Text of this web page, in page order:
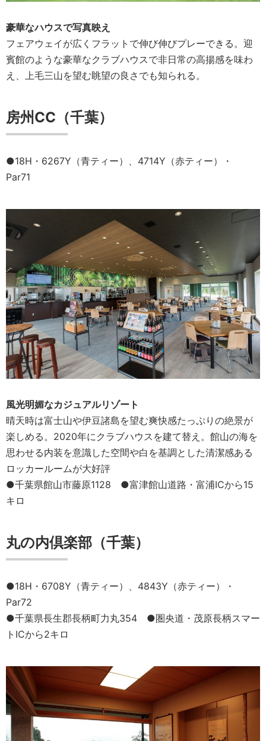
豪華なハウスで写真映え
フェアウェイが広くフラットで伸び伸びプレーできる。迎
賓館のような豪華なクラブハウスで非日常の高揚感を味わ
え、上毛三山を望む眺望の良さでも知られる。
房州CC（千葉）
●18H・6267Y（青ティー）、4714Y（赤ティー）・
Par71
風光明媚なカジュアルリゾート
晴天時は富士山や伊豆諸島を望む爽快感たっぷりの絶景が
楽しめる。2020年にクラブハウスを建て替え。館山の海を
思わせる内装を意識した空間や白を基調とした清潔感ある
ロッカールームが大好評
●千葉県館山市藤原1128 ●富津館山道路・富浦ICから15
キロ
丸の内倶楽部（千葉）
●18H・6708Y（青ティー）、4843Y（赤ティー）・
Par72
●千葉県長生郡長柄町力丸354 ●圏央道・茂原長柄スマー
トICから2キロ